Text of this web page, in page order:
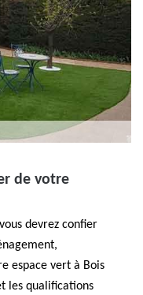
de votre
devrez confier
espace vert à Bois
les qualifications